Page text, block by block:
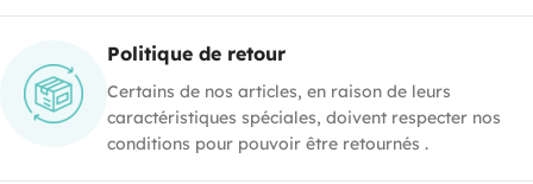
Politique de retour
Certains de nos articles, en raison de leurs
caractéristiques spéciales, doivent respecter nos
conditions pour pouvoir être retournés .